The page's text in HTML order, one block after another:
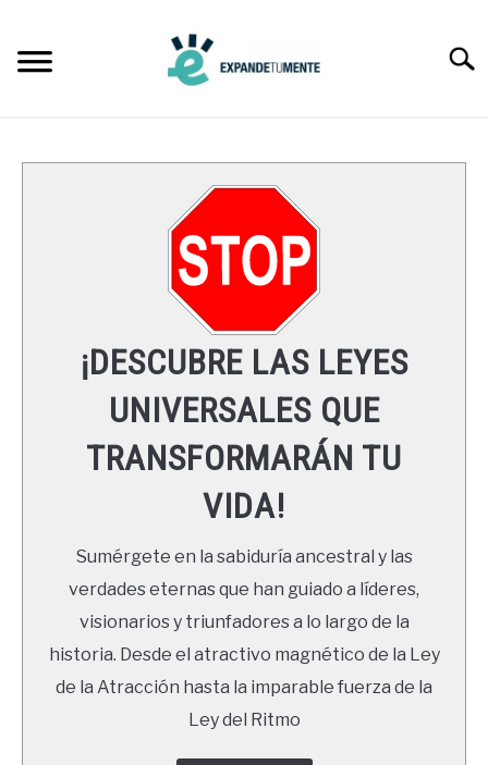
content
LEYES UNIVERSALES
RECURSOS
NEWSLETTER
¡DESCUBRE LAS LEYES
UNIVERSALES QUE
TRANSFORMARÁN TU
VIDA!
Sumérgete en la sabiduría ancestral y las
verdades eternas que han guiado a líderes,
visionarios y triunfadores a lo largo de la
historia. Desde el atractivo magnético de la Ley
de la Atracción hasta la imparable fuerza de la
Ley del Ritmo